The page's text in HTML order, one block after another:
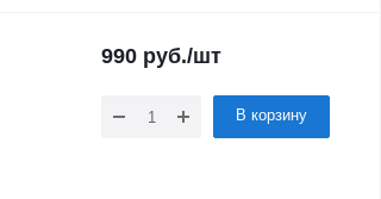
990 руб./шт
В корзину